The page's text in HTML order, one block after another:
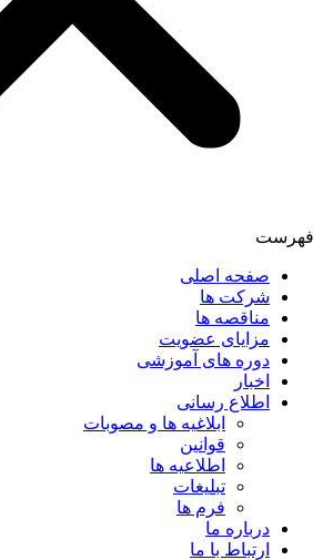
فهرست
صفحه اصلی
شرکت ها
مناقصه ها
مزایای عضویت
دوره های آموزشی
اخبار
اطلاع رسانی
ابلاغیه ها و مصوبات
قوانین
اطلاعیه ها
تبلیغات
فرم ها
درباره ما
ارتباط با ما